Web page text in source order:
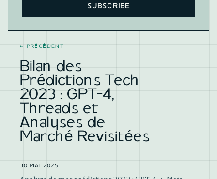
SUBSCRIBE
Website
← PRÉCÉDENT
Bilan des
Prédictions Tech
2023 : GPT-4,
Threads et
Analyses de
Marché Revisitées
30 MAI 2025